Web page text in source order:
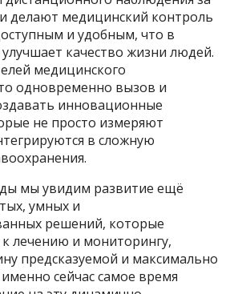
делают медицинский контроль
и удобным, что в
качество жизни людей.
медицинского
одновременно вызов и
инновационные
не просто измеряют
в сложную
мы увидим развитие ещё
умных и
решений, которые
лечению и мониторингу,
предсказуемой и максимально
сейчас самое время